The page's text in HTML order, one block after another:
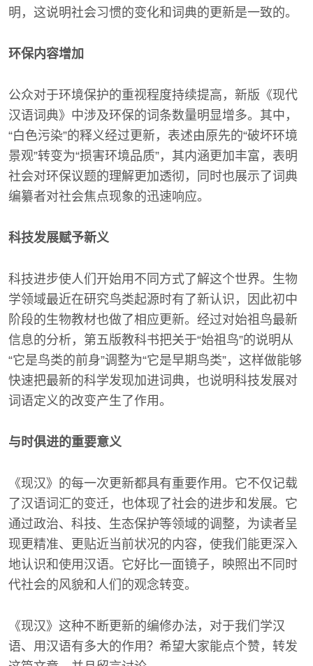
明，这说明社会习惯的变化和词典的更新是一致的。
环保内容增加
公众对于环境保护的重视程度持续提高，新版《现代
汉语词典》中涉及环保的词条数量明显增多。其中，
“白色污染”的释义经过更新，表述由原先的“破坏环境
景观”转变为“损害环境品质”，其内涵更加丰富，表明
社会对环保议题的理解更加透彻，同时也展示了词典
编纂者对社会焦点现象的迅速响应。
科技发展赋予新义
科技进步使人们开始用不同方式了解这个世界。生物
学领域最近在研究鸟类起源时有了新认识，因此初中
阶段的生物教材也做了相应更新。经过对始祖鸟最新
信息的分析，第五版教科书把关于“始祖鸟”的说明从
“它是鸟类的前身”调整为“它是早期鸟类”，这样做能够
快速把最新的科学发现加进词典，也说明科技发展对
词语定义的改变产生了作用。
与时俱进的重要意义
《现汉》的每一次更新都具有重要作用。它不仅记载
了汉语词汇的变迁，也体现了社会的进步和发展。它
通过政治、科技、生态保护等领域的调整，为读者呈
现更精准、更贴近当前状况的内容，使我们能更深入
地认识和使用汉语。它好比一面镜子，映照出不同时
代社会的风貌和人们的观念转变。
《现汉》这种不断更新的编修办法，对于我们学汉
语、用汉语有多大的作用？希望大家能点个赞，转发